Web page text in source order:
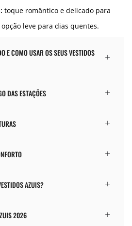
toque romântico e delicado para
opção leve para dias quentes.
E COMO USAR OS SEUS VESTIDOS
DAS ESTAÇÕES
AZUIS?
2026